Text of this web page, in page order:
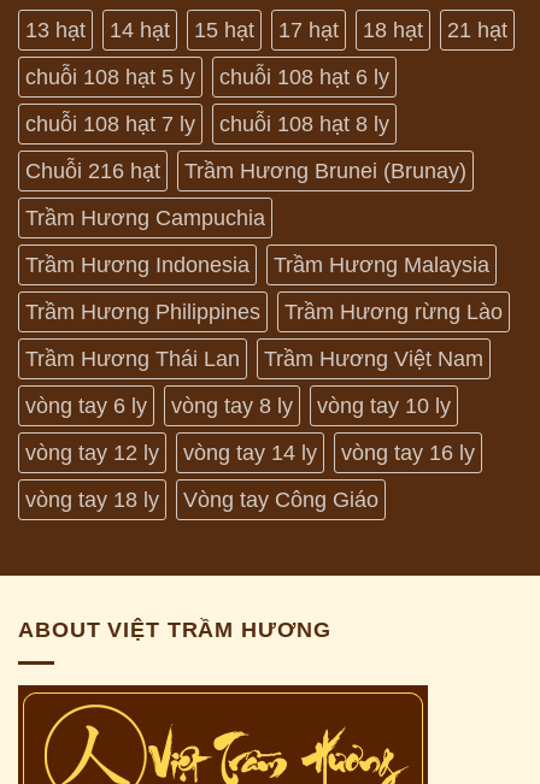
13 hạt 14 hạt 15 hạt 17 hạt 18 hạt
21 hạt
chuỗi 108 hạt 5 ly
chuỗi 108 hạt 6 ly
chuỗi 108 hạt 7 ly
chuỗi 108 hạt 8 ly
Chuỗi 216 hạt
Trầm Hương Brunei (Brunay)
Trầm Hương Campuchia
Trầm Hương Indonesia
Trầm Hương Malaysia
Trầm Hương Philippines
Trầm Hương rừng Lào
Trầm Hương Thái Lan
Trầm Hương Việt Nam
vòng tay 6 ly
vòng tay 8 ly
vòng tay 10 ly
vòng tay 12 ly
vòng tay 14 ly
vòng tay 16 ly
vòng tay 18 ly
Vòng tay Công Giáo
ABOUT VIỆT TRẦM HƯƠNG